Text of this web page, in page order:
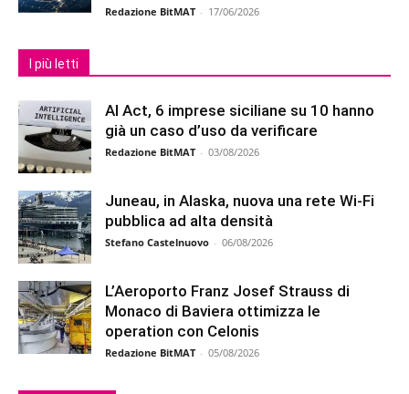
Redazione BitMAT - 17/06/2026
I più letti
AI Act, 6 imprese siciliane su 10 hanno
già un caso d’uso da verificare
Redazione BitMAT - 03/08/2026
Juneau, in Alaska, nuova una rete Wi-Fi
pubblica ad alta densità
Stefano Castelnuovo - 06/08/2026
L’Aeroporto Franz Josef Strauss di
Monaco di Baviera ottimizza le
operation con Celonis
Redazione BitMAT - 05/08/2026